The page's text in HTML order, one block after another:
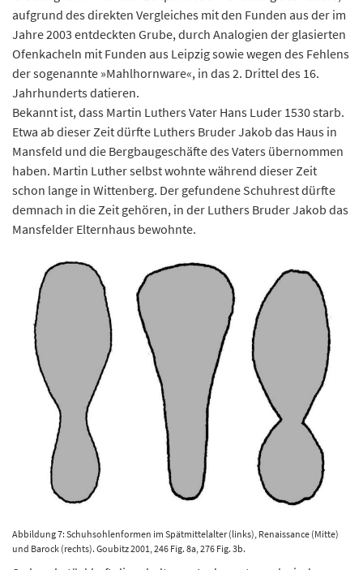
aufgrund des direkten Vergleiches mit den Funden aus der im
Jahre 2003 entdeckten Grube, durch Analogien der glasierten
Ofenkacheln mit Funden aus Leipzig sowie wegen des Fehlens
der sogenannte »Mahlhornware«, in das 2. Drittel des 16.
Jahrhunderts datieren.
Bekannt ist, dass Martin Luthers Vater Hans Luder 1530 starb.
Etwa ab dieser Zeit dürfte Luthers Bruder Jakob das Haus in
Mansfeld und die Bergbaugeschäfte des Vaters übernommen
haben. Martin Luther selbst wohnte während dieser Zeit
schon lange in Wittenberg. Der gefundene Schuhrest dürfte
demnach in die Zeit gehören, in der Luthers Bruder Jakob das
Mansfelder Elternhaus bewohnte.
Abbildung 7: Schuhsohlenformen im Spätmittelalter (links), Renaissance (Mitte)
und Barock (rechts). Goubitz 2001, 246 Fig. 8a, 276 Fig. 3b.